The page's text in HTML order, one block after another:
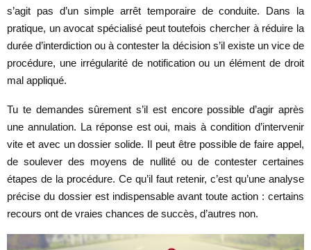
s’agit pas d’un simple arrêt temporaire de conduite. Dans la
pratique, un avocat spécialisé peut toutefois chercher à réduire la
durée d’interdiction ou à contester la décision s’il existe un vice de
procédure, une irrégularité de notification ou un élément de droit
mal appliqué.
Tu te demandes sûrement s’il est encore possible d’agir après
une annulation. La réponse est oui, mais à condition d’intervenir
vite et avec un dossier solide. Il peut être possible de faire appel,
de soulever des moyens de nullité ou de contester certaines
étapes de la procédure. Ce qu’il faut retenir, c’est qu’une analyse
précise du dossier est indispensable avant toute action : certains
recours ont de vraies chances de succès, d’autres non.